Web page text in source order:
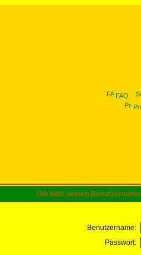
FAQ
Gib bitte deinen
Benutzername:
Passwort: